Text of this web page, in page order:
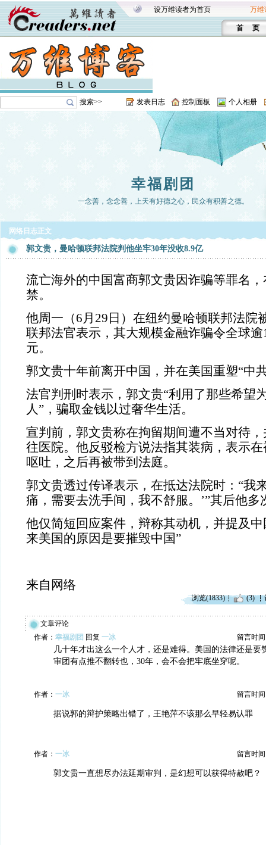
设万维读者为首页 万维
首 页
搜索>> 发表日志 控制面板 个人相册
幸福剧团
一念善，念念善，上天有好德之心，民众有积善之德。
网络日志正文
郭文贵，曼哈顿联邦法院判他坐牢30年没收8.9亿
流亡海外的中国富商郭文贵因诈骗等罪名
禁。
他周一（6月29日）在纽约曼哈顿联邦法院
联邦法官表示，其大规模金融诈骗令全球
元。
郭文贵十年前离开中国，并在美国重塑“中
法官判刑时表示，郭文贵“利用了那些希望
人”，骗取金钱以过奢华生活。
宣判前，郭文贵称在拘留期间遭不当对待
往医院。他反驳检方说法指其装病，表示
呕吐，之后再被带到法庭。
郭文贵透过传译表示，在抵达法院时：“我
痛，需要去洗手间，我不舒服。’”其后他
他仅简短回应案件，辩称其动机，并提及
来美国的原因是要摧毁中国”
来自网络
浏览(1833) (3)
文章评论
作者： 幸福剧团 回复 一冰 留言时间
几十年才出这么一个人才，还是难得。美国的法律还是要
审团有点推不翻转也，30年，会不会把牢底坐穿呢。
作者： 一冰 留言时间
据说郭的辩护策略出错了，王艳萍不该那么早轻易认罪
作者： 一冰 留言时间
郭文贵一直想尽办法延期审判，是幻想可以获得特赦吧？